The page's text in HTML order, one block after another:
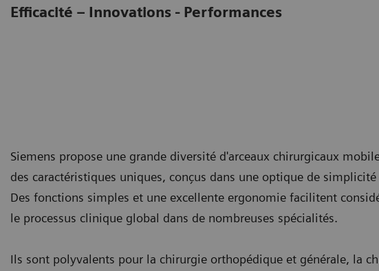
Efficacité – Innovations - Performances
Siemens propose une grande diversité d'arceaux chirurgicaux
des caractéristiques uniques, conçus dans une optique de
Des fonctions simples et une excellente ergonomie facilitent
le processus clinique global dans de nombreuses spécialités.
Ils sont polyvalents pour la chirurgie orthopédique et générale, la